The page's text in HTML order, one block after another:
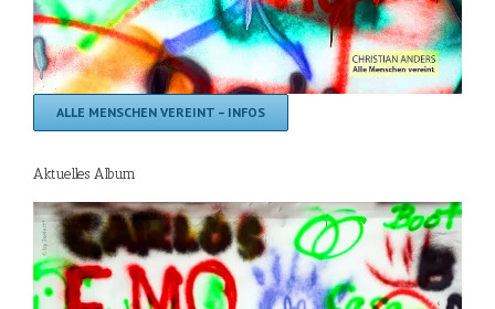
ALLE MENSCHEN VEREINT – INFOS
Aktuelles Album